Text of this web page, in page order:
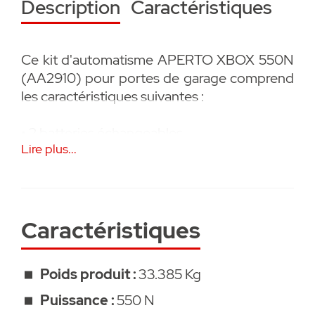
Description Caractéristiques
Ce kit d'automatisme APERTO XBOX 550N
(AA2910) pour portes de garage comprend
les caractéristiques suivantes :
• 1 émetteur inclus
• facilité de pose,
Lire plus...
Caractéristiques
Poids produit :33.385 Kg
Puissance :550 N